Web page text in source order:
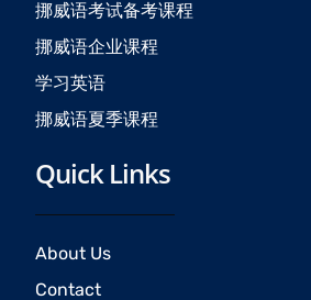
挪威语考试备考课程
挪威语企业课程
学习英语
挪威语夏季课程
Quick Links
About Us
Contact